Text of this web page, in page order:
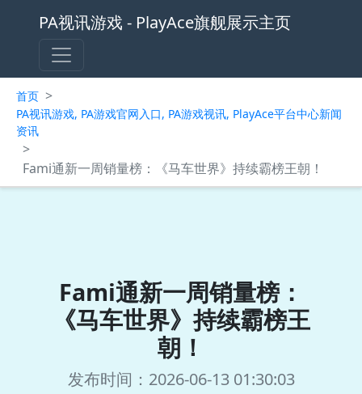
PA视讯游戏 - PlayAce旗舰展示主页
首页 >
PA视讯游戏, PA游戏官网入口, PA游戏视讯, PlayAce平台中心新闻
资讯
>
Fami通新一周销量榜：《马车世界》持续霸榜王朝！
Fami通新一周销量榜：
《马车世界》持续霸榜王
朝！
发布时间：2026-06-13 01:30:03